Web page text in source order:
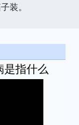
装。
是指什么